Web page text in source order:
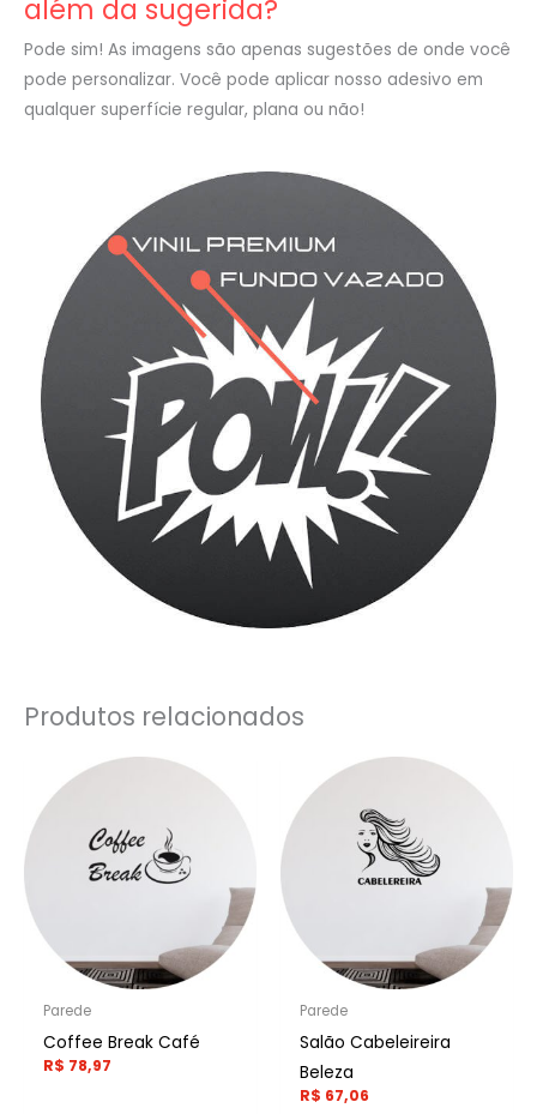
além da sugerida?
Pode sim! As imagens são apenas sugestões de onde você
pode personalizar. Você pode aplicar nosso adesivo em
qualquer superfície regular, plana ou não!
Produtos relacionados
Parede
Coffee Break Café
R$ 78,97
Parede
Salão Cabeleireira
Beleza
R$ 67,06